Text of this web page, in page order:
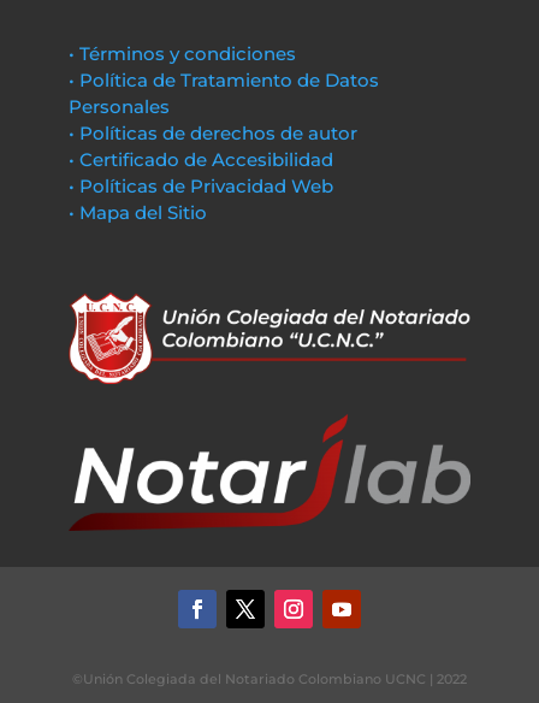
• Términos y condiciones
• Política de Tratamiento de Datos
Personales
• Políticas de derechos de autor
• Certificado de Accesibilidad
• Políticas de Privacidad Web
• Mapa del Sitio
©Unión Colegiada del Notariado Colombiano UCNC | 2022